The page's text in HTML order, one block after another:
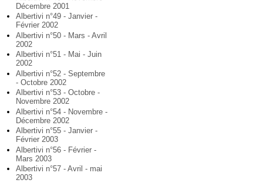
Décembre 2001
Albertivi n°49 - Janvier -
Février 2002
Albertivi n°50 - Mars - Avril
2002
Albertivi n°51 - Mai - Juin
2002
Albertivi n°52 - Septembre
- Octobre 2002
Albertivi n°53 - Octobre -
Novembre 2002
Albertivi n°54 - Novembre -
Décembre 2002
Albertivi n°55 - Janvier -
Février 2003
Albertivi n°56 - Février -
Mars 2003
Albertivi n°57 - Avril - mai
2003